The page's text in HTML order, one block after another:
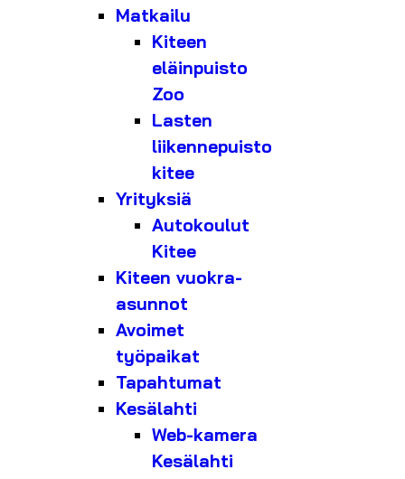
Matkailu
Kiteen
eläinpuisto
Zoo
Lasten
liikennepuisto
kitee
Yrityksiä
Autokoulut
Kitee
Kiteen vuokra-
asunnot
Avoimet
työpaikat
Tapahtumat
Kesälahti
Web-kamera
Kesälahti